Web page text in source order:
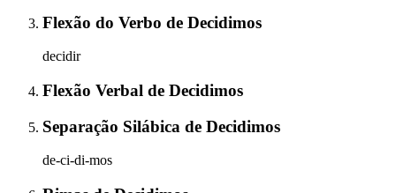
Flexão do Verbo de Decidimos
decidir
Flexão Verbal de Decidimos
Separação Silábica de Decidimos
de-ci-di-mos